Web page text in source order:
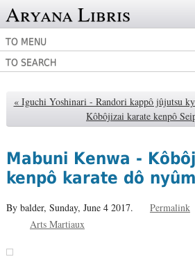
Aryana Libris
TO MENU
TO SEARCH
« Iguchi Yoshinari - Randori kappô jûjutsu
Kôbôjizai karate kenpô
Mabuni Kenwa -
kenpô karate dô
By balder, Sunday, June 4 2017. Permalink
Arts Martiaux